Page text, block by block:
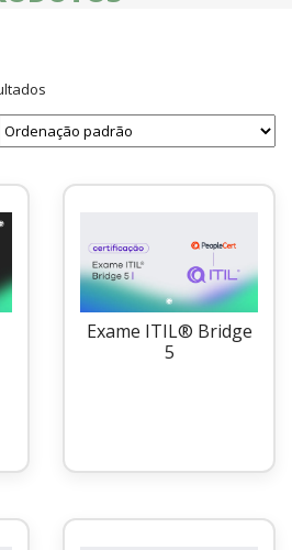
Exame ITIL® Bridge
5